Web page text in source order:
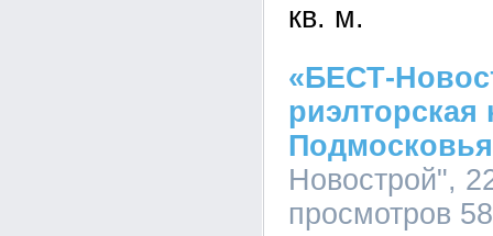
кв. м.
«БЕСТ-
Подмосковья
Новострой",
просмотров